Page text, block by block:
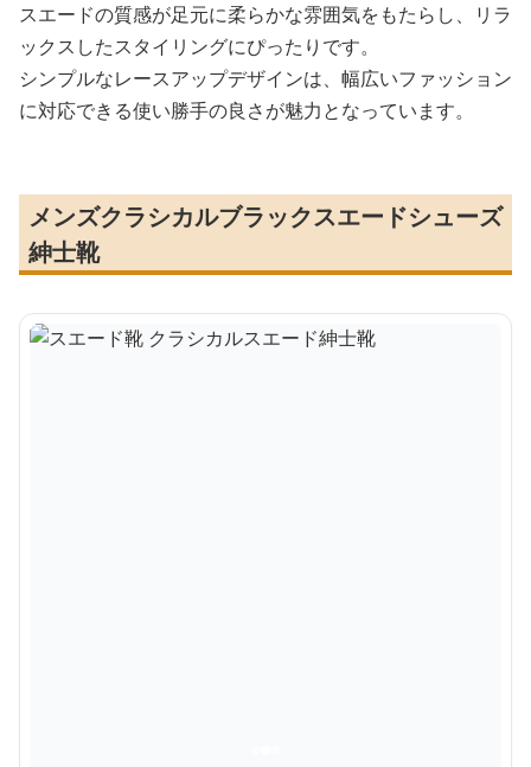
スエードの質感が足元に柔らかな雰囲気をもたらし、リラ
ックスしたスタイリングにぴったりです。
シンプルなレースアップデザインは、幅広いファッション
に対応できる使い勝手の良さが魅力となっています。
メンズクラシカルブラックスエードシューズ
紳士靴